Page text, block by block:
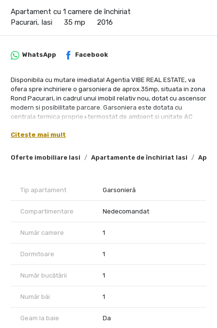
Apartament cu 1 camere de închiriat
Pacurari, Iasi
35 mp 2016
Oferte imobiliare Iasi Apartamente de închiriat Iasi
WhatsApp Facebook
Disponibila cu mutare imediata! Agentia VIBE REAL ESTATE, va
ofera spre inchiriere o garsoniera de aprox.35mp, situata in zona
Rond Pacurari, in cadrul unui imobil relativ nou, dotat cu ascensor
modern si posibilitate parcare. Garsoniera este dotata cu
centrala termica proprie+termostat de ambient si unitate AC
canapea extensibila, biblioteca + TV, birou si bucatarie open-
spalat. Garsoniera se preteaza pentru 1student/a sau pentru o
persoana salariata. Pretul chiriei lunare este de 300Euro, se
agentie, contravaloarea unei luni de chirie, usor neg. la
semnarea contractului si predarea cheilor. Pentru detalii si
vizionarea proprietatii va stam la dispozitie Senior Broker
Citește mai mult
Tip apartament Garsonieră
Compartimentare Nedecomandat
Număr camere 1
Dormitoare 1
Număr bucătării 1
Număr băi 1
Geam la baie Da